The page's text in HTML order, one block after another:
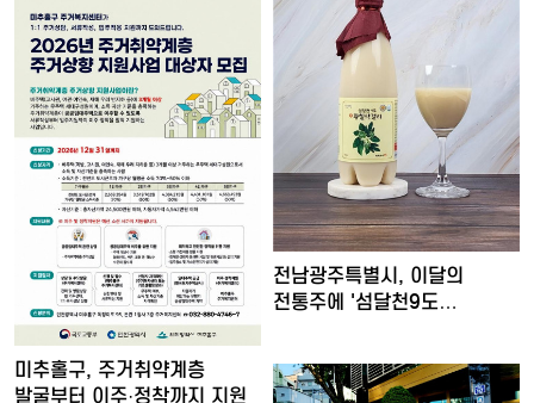
전남광주특별시, 이달의
전통주에 '섬달천9도
미추홀구, 주거취약계층
발굴부터 이주·정착까지 지원